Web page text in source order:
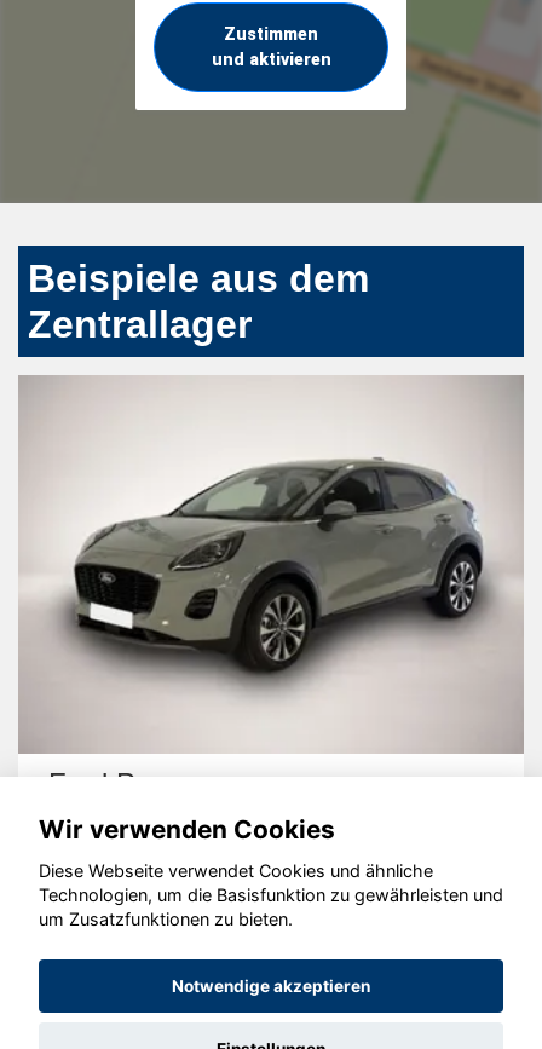
Zustimmen
und aktivieren
Beispiele aus dem
Zentrallager
Ford Puma
© konjunkturmotor.de GmbH 2020 - 2026
Wir verwenden Cookies
Diese Webseite verwendet Cookies und ähnliche
Technologien, um die Basisfunktion zu gewährleisten und
um Zusatzfunktionen zu bieten.
Notwendige akzeptieren